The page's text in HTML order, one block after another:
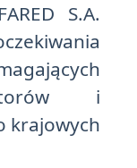
S.A.
i
krajowych